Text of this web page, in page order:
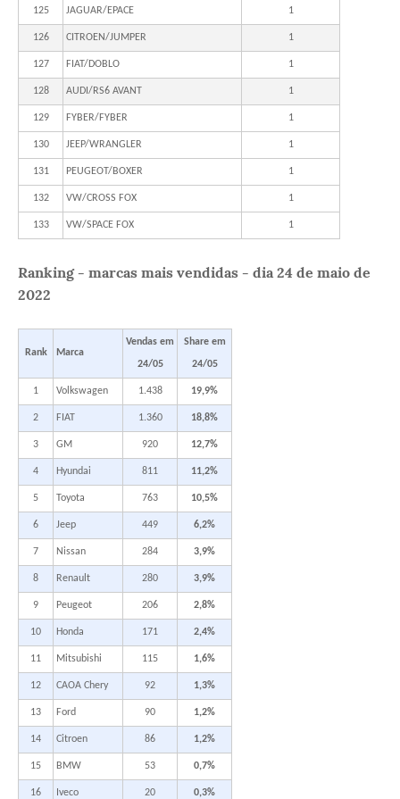
125 JAGUAR/EPACE 1
126 CITROEN/JUMPER 1
127 FIAT/DOBLO 1
128 AUDI/RS6 AVANT 1
129 FYBER/FYBER 1
130 JEEP/WRANGLER 1
131 PEUGEOT/BOXER 1
132 VW/CROSS FOX 1
133 VW/SPACE FOX 1
Ranking - marcas mais vendidas - dia 24 de maio de
2022
Rank Marca
Vendas em
24/05
Share em
24/05
1 Volkswagen 1.438 19,9%
2 FIAT 1.360 18,8%
3 GM 920 12,7%
4 Hyundai 811 11,2%
5 Toyota 763 10,5%
6 Jeep 449 6,2%
7 Nissan 284 3,9%
8 Renault 280 3,9%
9 Peugeot 206 2,8%
10 Honda 171 2,4%
11 Mitsubishi 115 1,6%
12 CAOA Chery 92 1,3%
13 Ford 90 1,2%
14 Citroen 86 1,2%
15 BMW 53 0,7%
16 Iveco 20 0,3%